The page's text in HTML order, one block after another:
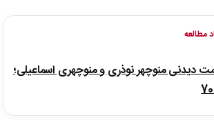
مطالعه
دیدنی منوچهر نوذری و منوچهری اسماعیلی؛